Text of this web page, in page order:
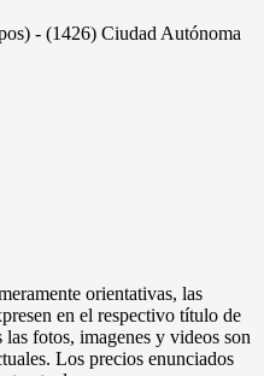
- (1426) Ciudad Autónoma
orientativas, las
en el respectivo título de
fotos, imagenes y videos son
Los precios enunciados